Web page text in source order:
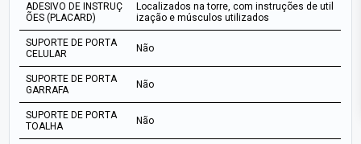
ADESIVO DE INSTRUÇ
ÕES (PLACARD)
Localizados na torre, com instruções de util
ização e músculos utilizados
SUPORTE DE PORTA
CELULAR
Não
SUPORTE DE PORTA
GARRAFA
Não
SUPORTE DE PORTA
TOALHA
Não